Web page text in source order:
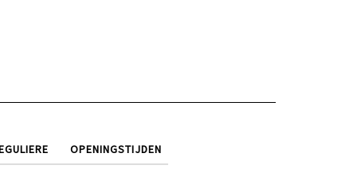
OPENINGSTIJDEN